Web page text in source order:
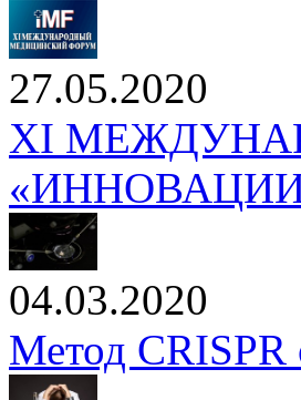
27.05.2020
XI
04.03.2020
Метод